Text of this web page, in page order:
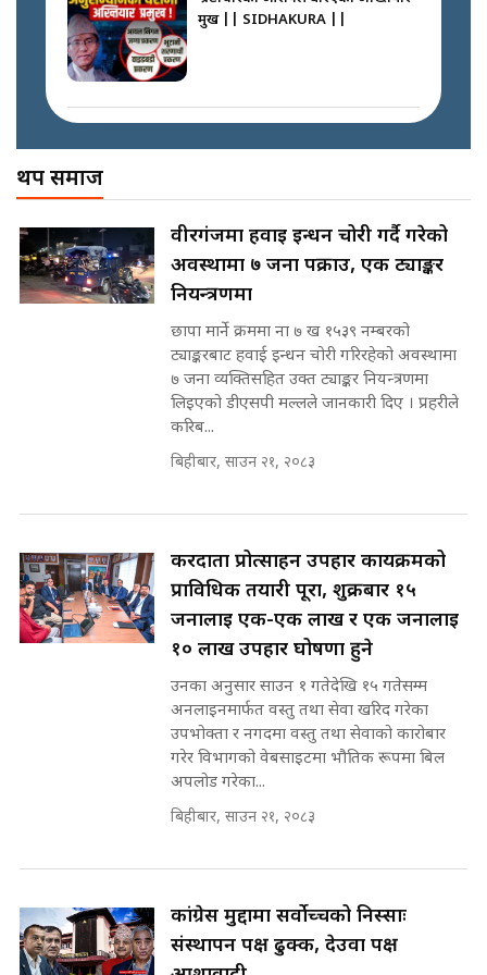
वैधानिकता || Cannabis legalized
SIDHAKURA
इनड्राइभ || SIDHAKURA ||
राष्ट्रिय सवालमा ९ दल एकजुट ||
Prachanda, Rabi, Gagan Stand
on the Same Page ||
SIDHAKURA ||
सहकारी पीडितसँग मन्त्री प्रतिभा रावलले
भनिन्–साथ दिनुहोस्, दबाब होइन ||
Sidhakura || Pratibha Rawal
SIDHAKURA ||
कहिले बन्ला चक्रपथ ? विस्तार कार्यमा
किन भइरहेछ ढिलाइ ?The Ring Road
Expansion Dilemma |
SIDHAKURA |
पटकपटक भावुक बने गृहमन्त्री सुदन
SIDHAKURA ||
प्रमुख || SIDHAKURA ||
SIDHAKURA
पोप्पोको पासोः कमाउने लोभमा घरबार नै
उठिबास | The Dark Side of
'Poppo Live'-SIDHAKURA
INVESTIGATION
मन्त्री आउने बित्तिकै सुरु भएको थियो
घुसको डिल || Raj Kumar Gupta ||
SIDHAKURA ||
घुसको डिल गर्ने मन्त्रीकाे राजिनामा,
भूमिसुधार मन्त्रीलाई जोगाइदै ! ||
SIDHAKURA ||
७८ लाख घुस खाने मन्त्री ! जोगाउने
प्रधानमन्त्री ? || SIDHAKURA ||
SIDHAKURA INVESTIGATION
||
थप समाज
वीरगंजमा हवाई इन्धन चोरी गर्दै गरेको
अवस्थामा ७ जना पक्राउ, एक ट्याङ्कर
नियन्त्रणमा
छापा मार्ने क्रममा ना ७ ख १५३९ नम्बरको
ट्याङ्करबाट हवाई इन्धन चोरी गरिरहेको अवस्थामा
७ जना व्यक्तिसहित उक्त ट्याङ्कर नियन्त्रणमा
लिइएको डीएसपी मल्लले जानकारी दिए । प्रहरीले
करिब...
बिहीबार, साउन २१, २०८३
करदाता प्रोत्साहन उपहार कार्यक्रमको
प्राविधिक तयारी पूरा, शुक्रबार १५
जनालाई एक-एक लाख र एक जनालाई
१० लाख उपहार घोषणा हुने
उनका अनुसार साउन १ गतेदेखि १५ गतेसम्म
अनलाइनमार्फत वस्तु तथा सेवा खरिद गरेका
उपभोक्ता र नगदमा वस्तु तथा सेवाको कारोबार
गरेर विभागको वेबसाइटमा भौतिक रूपमा बिल
अपलोड गरेका...
बिहीबार, साउन २१, २०८३
कांग्रेस मुद्दामा सर्वोच्चको निस्साः
संस्थापन पक्ष ढुक्क, देउवा पक्ष